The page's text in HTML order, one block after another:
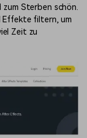
Sterben schön.
Effekte filtern, um
Zeit zu